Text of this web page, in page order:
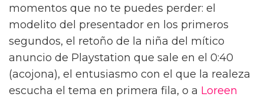
momentos que no te puedes perder: el
modelito del presentador en los primeros
segundos, el retoño de la niña del mítico
anuncio de Playstation que sale en el 0:40
(acojona), el entusiasmo con el que la realeza
escucha el tema en primera fila, o a Loreen